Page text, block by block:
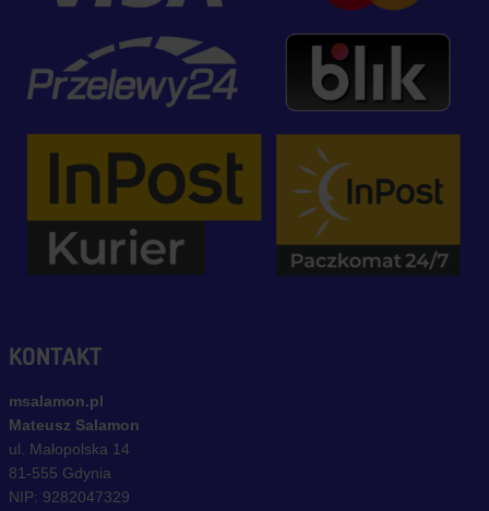
KONTAKT
msalamon.pl
Mateusz Salamon
ul. Małopolska 14
81-555 Gdynia
NIP: 9282047329